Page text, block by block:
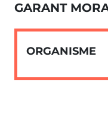
GARANT
ORGANISME